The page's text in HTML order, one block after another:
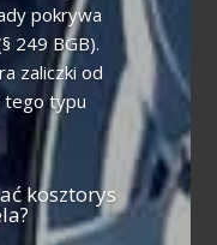
pokrywa
249 BGB).
zaliczki od
tego typu
kosztorys